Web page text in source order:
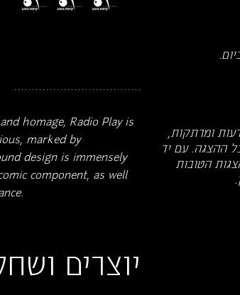
homage, Radio Play is
marked by
design is immensely
component, as well
ומרתקות,
ההצגה. עם יד
הטובות
יוצרים